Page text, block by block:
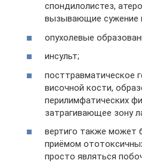
спондилолистез,
вызывающие сужение
опухолевые
инсульт;
посттравматическое
височной кости,
перилимфатических
затрагивающее зону
вертиго также может
приёмом
просто являться